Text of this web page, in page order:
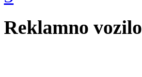
Reklamno vozilo